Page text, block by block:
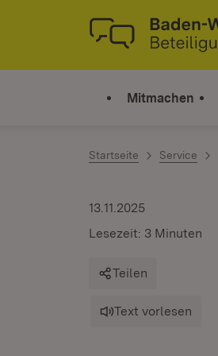
Zum Inhalt springen
Link zur Startseite
Mitmachen
Startseite Service
13.11.2025
Lesezeit: 3 Minuten
Teilen
Text vorlesen